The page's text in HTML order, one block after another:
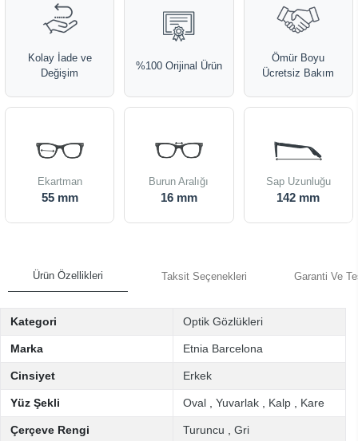
Kolay İade ve
Değişim
%100 Orijinal Ürün
Ömür Boyu
Ücretsiz Bakım
Ekartman
55 mm
Burun Aralığı
16 mm
Sap Uzunluğu
142 mm
Ürün Özellikleri Taksit Seçenekleri Garanti Ve
Kategori Optik Gözlükleri
Marka Etnia Barcelona
Cinsiyet Erkek
Yüz Şekli Oval Yuvarlak Kalp Kare
Çerçeve Rengi Turuncu Gri